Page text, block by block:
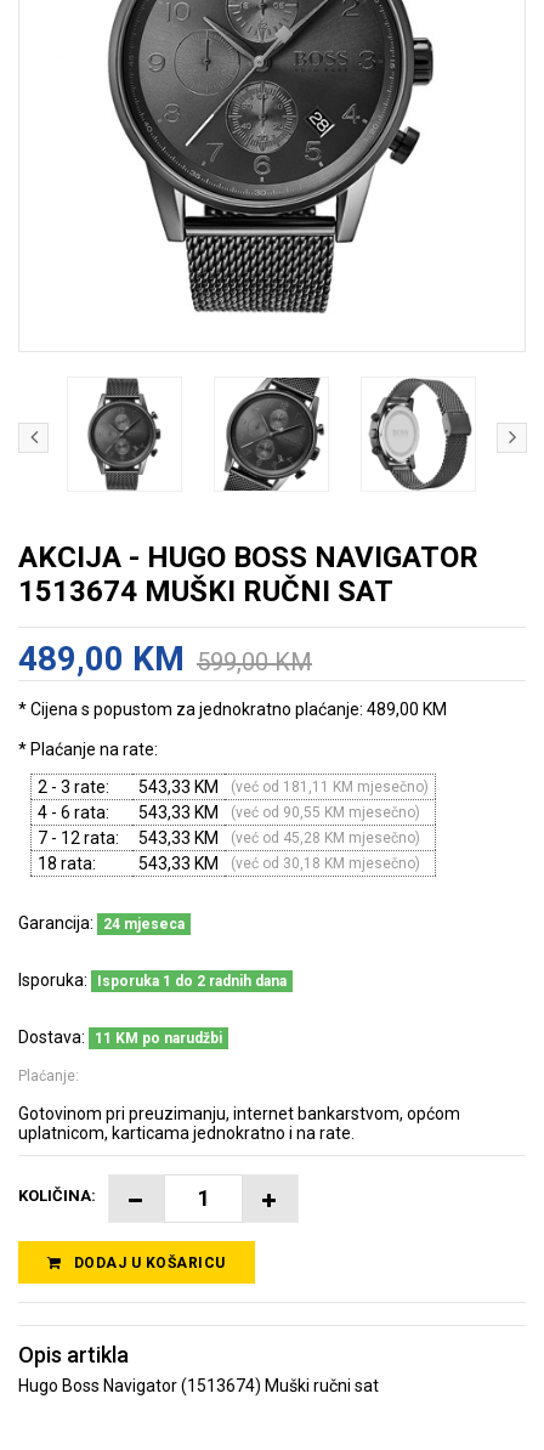
AKCIJA - HUGO BOSS NAVIGATOR
1513674 MUŠKI RUČNI SAT
489,00 KM 599,00 KM
* Cijena s popustom za jednokratno plaćanje: 489,00 KM
* Plaćanje na rate:
2 - 3 rate:
543,33 KM (već od 181,11 KM mjesečno)
4 - 6 rata: 543,33 KM (već od 90,55 KM mjesečno)
7 - 12 rata: 543,33 KM (već od 45,28 KM mjesečno)
18 rata: 543,33 KM (već od 30,18 KM mjesečno)
Garancija: 24 mjeseca
Isporuka: Isporuka 1 do 2 radnih dana
Dostava: 11 KM po narudžbi
Plaćanje:
Gotovinom pri preuzimanju, internet bankarstvom, općom
uplatnicom, karticama jednokratno i na rate.
KOLIČINA:
DODAJ U KOŠARICU
Opis artikla
Hugo Boss Navigator (1513674) Muški ručni sat